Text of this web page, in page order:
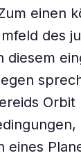
einen
des
diesem
Orbit
eines